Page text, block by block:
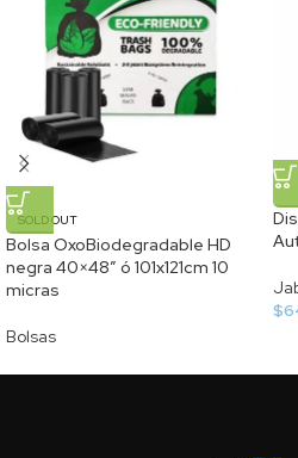
SOLD OUT
Bolsa OxoBiodegradable HD
negra 40×48″ ó 101x121cm 10
micras
Bolsas
$